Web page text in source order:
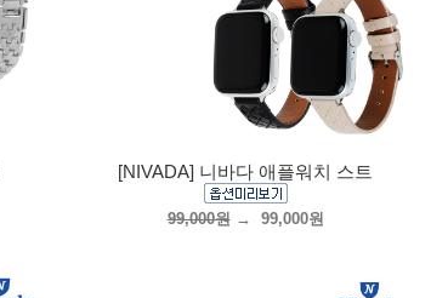
[NIVADA] 니바다 애플워치 스트
99,000원→ 99,000원